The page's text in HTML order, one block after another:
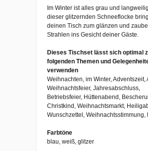
Im Winter ist alles grau und
dieser glitzernden Schneeflocke
deinen Tisch zum glänzen und
Strahlen ins Gesicht deiner Gäste.
Dieses Tischset lässt sich optimal
folgenden Themen und
verwenden
Weihnachten, im Winter, Adventszeit,
Weihnachtsfeier, Jahresabschluss,
Betriebsfeier, Hüttenabend,
Christkind, Weihnachtsmarkt,
Wunschzettel, Weihnachtsstimmung,
Farbtöne
blau, weiß, glitzer